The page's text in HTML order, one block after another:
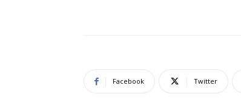
Facebook Twitter